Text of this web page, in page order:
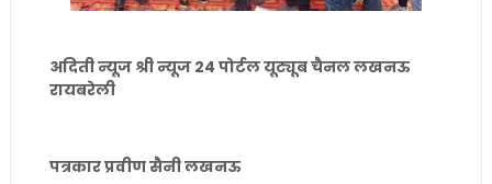
अदिती न्यूज श्री न्यूज 24 पोर्टल यूट्यूब चैनल लखनऊ
रायबरेली
पत्रकार प्रवीण सैनी लखनऊ